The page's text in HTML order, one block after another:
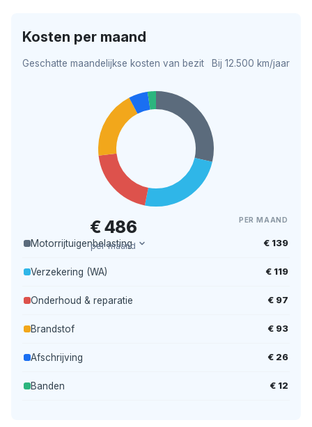
Kosten per maand
Geschatte maandelijkse kosten van bezit Bij 12.500 km/jaar
€ 486
per maand
PER MAAND
Motorrijtuigenbelasting € 139
Verzekering (WA) € 119
Onderhoud & reparatie € 97
Brandstof € 93
Afschrijving € 26
Banden € 12